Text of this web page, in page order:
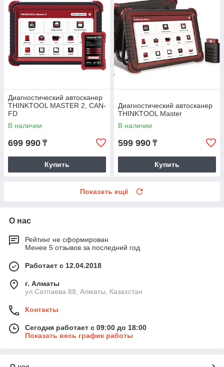
Диагностический автосканер
THINKTOOL MASTER 2, CAN-
FD
В наличии
699 990 ₸
Купить
Диагностический автосканер
THINKTOOL Master
В наличии
599 990 ₸
Купить
Показать ещё
О нас
Рейтинг не сформирован
Менее 5 отзывов за последний год
Работает с 12.04.2018
г. Алматы
ул.Сатпаева 88, Алматы, Казахстан
Контакты
Сегодня работает с 09:00 до 18:00
Показать весь график работы